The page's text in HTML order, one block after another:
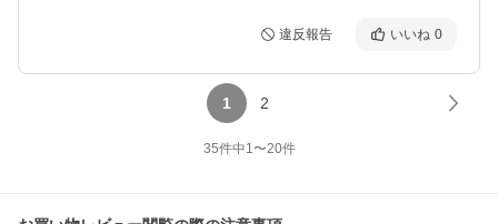
違反報告 いいね 0
1 2
35件中1〜20件